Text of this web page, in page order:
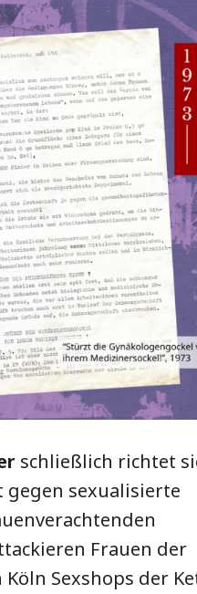
schließlich richtet
gegen sexualisierte
Frauen der
Köln Sexshops der